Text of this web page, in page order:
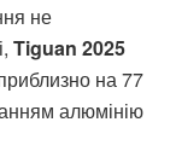
не
Tiguan 2025
на 77
алюмінію